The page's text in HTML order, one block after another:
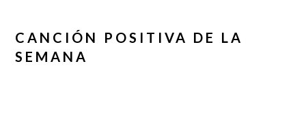
CANCIÓN POSITIVA DE LA
SEMANA